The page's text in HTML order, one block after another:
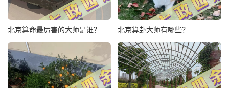
北京算命最厉害的大师是谁？ 北京算卦大师有哪些？